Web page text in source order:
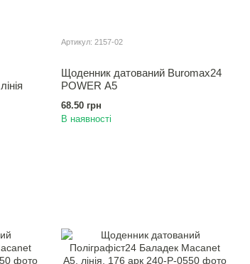
Артикул: 2157-02
Щоденник датований Buromax24
POWER А5
68.50 грн
В наявності